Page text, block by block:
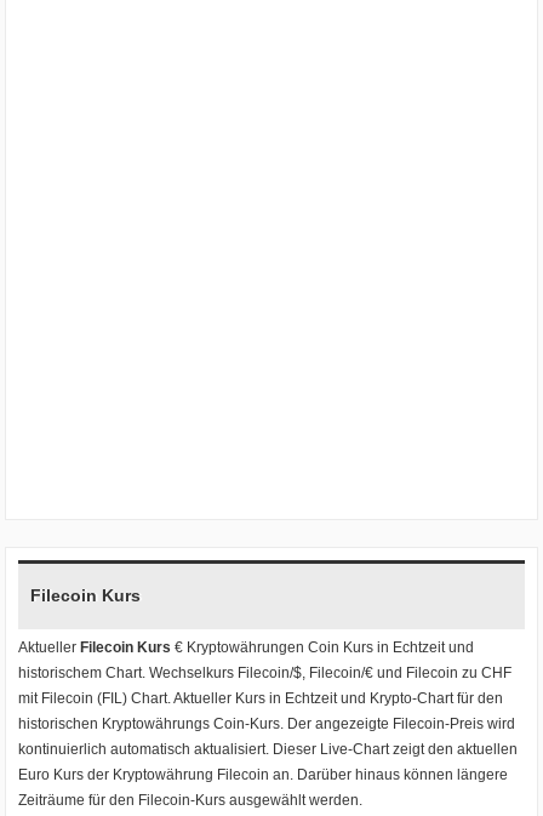
Filecoin Kurs
Aktueller Filecoin Kurs € Kryptowährungen Coin Kurs in Echtzeit und
historischem Chart. Wechselkurs Filecoin/$, Filecoin/€ und Filecoin zu CHF
mit Filecoin (FIL) Chart. Aktueller Kurs in Echtzeit und Krypto-Chart für den
historischen Kryptowährungs Coin-Kurs. Der angezeigte Filecoin-Preis wird
kontinuierlich automatisch aktualisiert. Dieser Live-Chart zeigt den aktuellen
Euro Kurs der Kryptowährung Filecoin an. Darüber hinaus können längere
Zeiträume für den Filecoin-Kurs ausgewählt werden.